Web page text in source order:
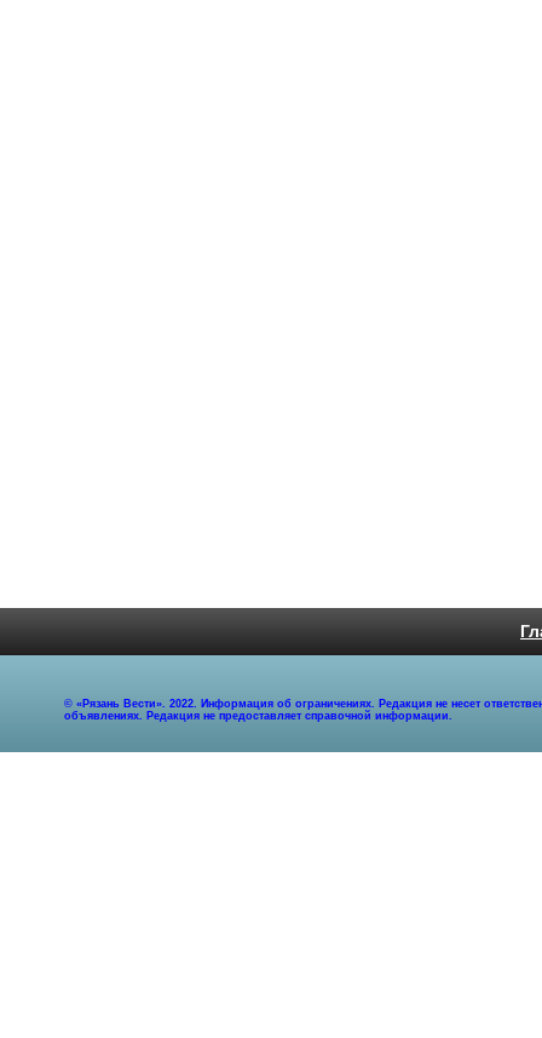
© «Рязань Вести». 2022. Информация об ограничениях. Редакция не несет
объявлениях. Редакция не предоставляет справочной информации.